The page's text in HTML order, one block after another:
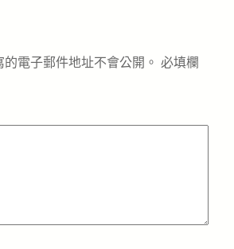
電子郵件地址不會公開。 必填欄